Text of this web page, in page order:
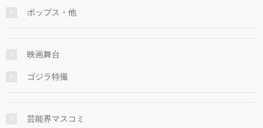
ポップス・他
映画舞台
ゴジラ特撮
芸能界マスコミ